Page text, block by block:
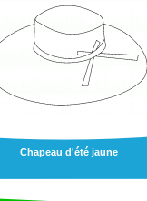
Chapeau d'été jaune